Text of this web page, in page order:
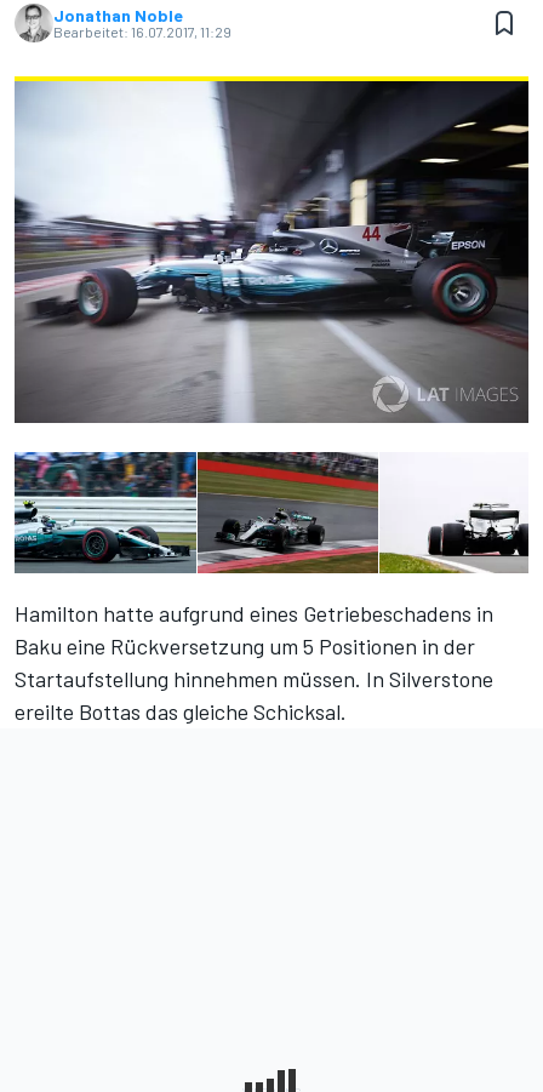
Jonathan Noble
Bearbeitet: 16.07.2017, 11:29
Hamilton hatte aufgrund eines Getriebeschadens in
Baku eine Rückversetzung um 5 Positionen in der
Startaufstellung hinnehmen müssen. In Silverstone
ereilte Bottas das gleiche Schicksal.